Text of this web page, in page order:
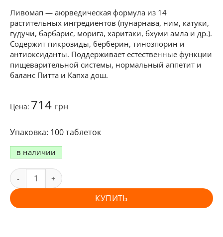
Ливомап — аюрведическая формула из 14
растительных ингредиентов (пунарнава, ним, катуки,
гудучи, барбарис, морига, харитаки, бхуми амла и др.).
Содержит пикрозиды, берберин, тинозпорин и
антиоксиданты. Поддерживает естественные функции
пищеварительной системы, нормальный аппетит и
баланс Питта и Капха дош.
Цена: 714 грн
100 таблеток
в наличии
КУПИТЬ